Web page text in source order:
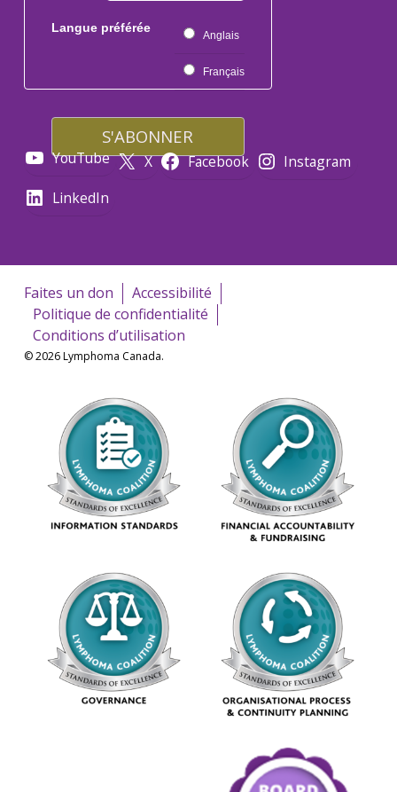
Langue préférée
Anglais
Français
YouTube X Facebook
Instagram
LinkedIn
Faites un don
Accessibilité
Politique de confidentialité
Conditions d’utilisation
© 2026 Lymphoma Canada.